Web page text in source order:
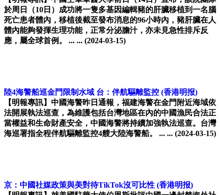
於周日（10日）成功將一隻多基因編輯豬的肝臟移植到一名腦
死亡患者體內，移植後截至發布消息的96小時內，豬肝臟在人
體內能夠發揮生理功能，正常分泌膽汁，亦未見急性排斥反
應，屬全球首例。 ... ... (2024-03-15)
陸4海警船巡金門限制水域 台：伴航驅離監控 (香港明报)
【明報專訊】中國海警昨日通報，福建海警在金門附近海域依
法開展執法巡查，為維護包括台灣地區在內的中國漁民合法正
當權益和生命財產安全，中國海警將持續加強執法巡查。台灣
海巡署指全程伴航驅離監控4艘大陸海警船。 ... ... (2024-03-15)
京：中國社媒政策與美對待TikTok沒可比性 (香港明报)